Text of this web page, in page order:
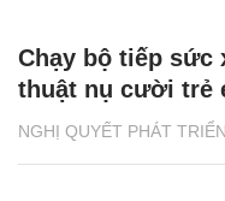
NGHỊ QUYẾT PHÁT
Chạy bộ tiếp sức
thuật nụ cười trẻ